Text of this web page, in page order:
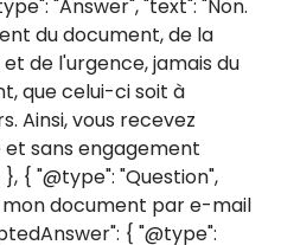
"Answer", "text": "Non.
du document, de la
de l'urgence, jamais du
que celui-ci soit à
Ainsi, vous recevez
et sans engagement
{ "@type": "Question",
mon document par e-mail
{ "@type":